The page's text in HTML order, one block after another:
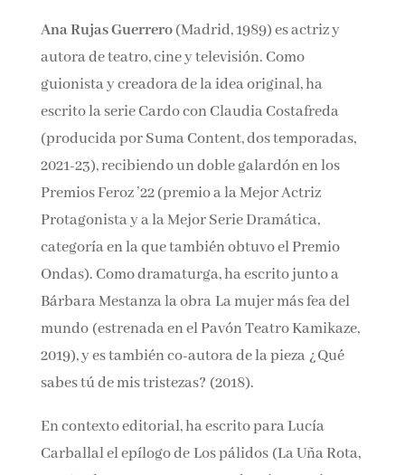
disfrutar de las profundidades de las bestias
más desconocidas.
Ana Rujas Guerrero(Madrid, 1989) es actriz y
autora de teatro, cine y televisión. Como
guionista y creadora de la idea original, ha
escrito la serie Cardo con Claudia Costafreda
(producida por Suma Content, dos
temporadas, 2021-23), recibiendo un doble
galardón en los Premios Feroz ’22 (premio a la
Mejor Actriz Protagonista y a la Mejor Serie
Dramática, categoría en la que también obtuvo
el Premio Ondas). Como dramaturga, ha
escrito junto a Bárbara Mestanza la obra La
Pavón Teatro Kamikaze, 2019), y es también co-
autora de la pieza ¿Qué sabes tú de mis